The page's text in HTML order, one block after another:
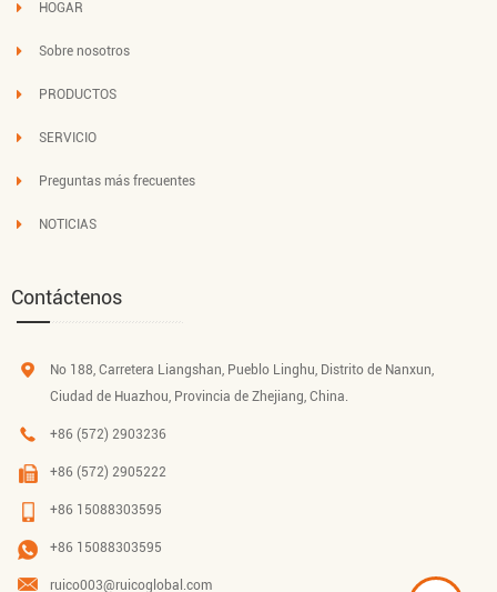
HOGAR
Sobre nosotros
PRODUCTOS
SERVICIO
Preguntas más frecuentes
NOTICIAS
Contáctenos
No 188, Carretera Liangshan, Pueblo Linghu, Distrito de Nanxun,
Ciudad de Huazhou, Provincia de Zhejiang, China.
+86 (572) 2903236
+86 (572) 2905222
+86 15088303595
+86 15088303595
ruico003@ruicoglobal.com